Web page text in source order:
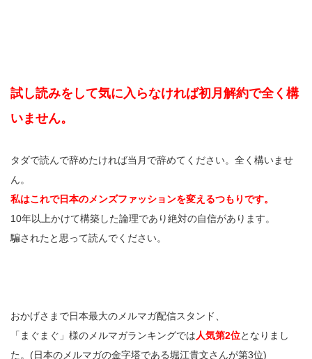
試し読みをして気に入らなければ初月解約で全く構
いません。
タダで読んで辞めたければ当月で辞めてください。全く構いませ
ん。
私はこれで日本のメンズファッションを変えるつもりです。
10年以上かけて構築した論理であり絶対の自信があります。
騙されたと思って読んでください。
おかげさまで日本最大のメルマガ配信スタンド、
「まぐまぐ」様のメルマガランキングでは人気第2位となりまし
た。(日本のメルマガの金字塔である堀江貴文さんが第3位)